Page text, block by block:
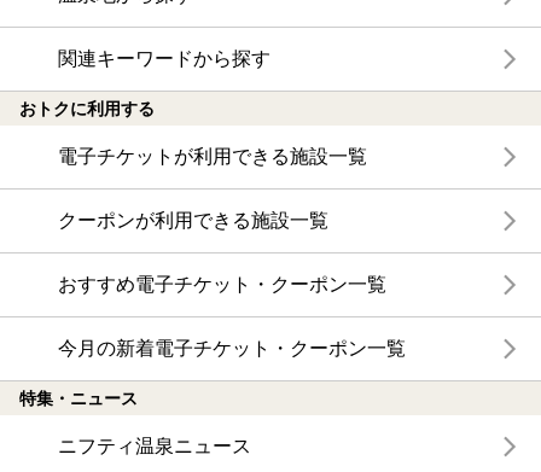
関連キーワードから探す
おトクに利用する
電子チケットが利用できる施設一覧
クーポンが利用できる施設一覧
おすすめ電子チケット・クーポン一覧
今月の新着電子チケット・クーポン一覧
特集・ニュース
ニフティ温泉ニュース